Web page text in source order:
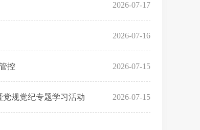
2026-07-17
2026-07-16
控 2026-07-15
规党纪专题学习活动 2026-07-15